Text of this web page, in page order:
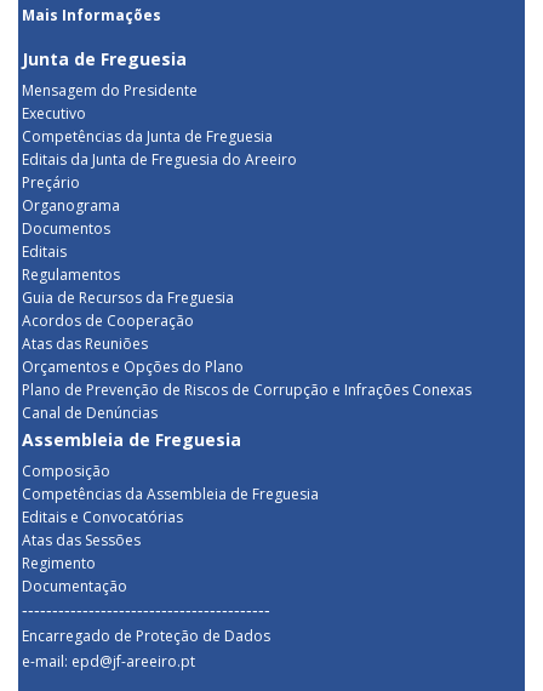
Mais Informações
Junta de Freguesia
Mensagem do Presidente
Executivo
Competências da Junta de Freguesia
Editais da Junta de Freguesia do Areeiro
Preçário
Organograma
Documentos
Editais
Regulamentos
Guia de Recursos da Freguesia
Acordos de Cooperação
Atas das Reuniões
Orçamentos e Opções do Plano
Plano de Prevenção de Riscos de Corrupção e Infrações Conexas
Canal de Denúncias
Assembleia de Freguesia
Composição
Competências da Assembleia de Freguesia
Editais e Convocatórias
Atas das Sessões
Regimento
Documentação
-----------------------------------------
Encarregado de Proteção de Dados
e-mail: epd@jf-areeiro.pt